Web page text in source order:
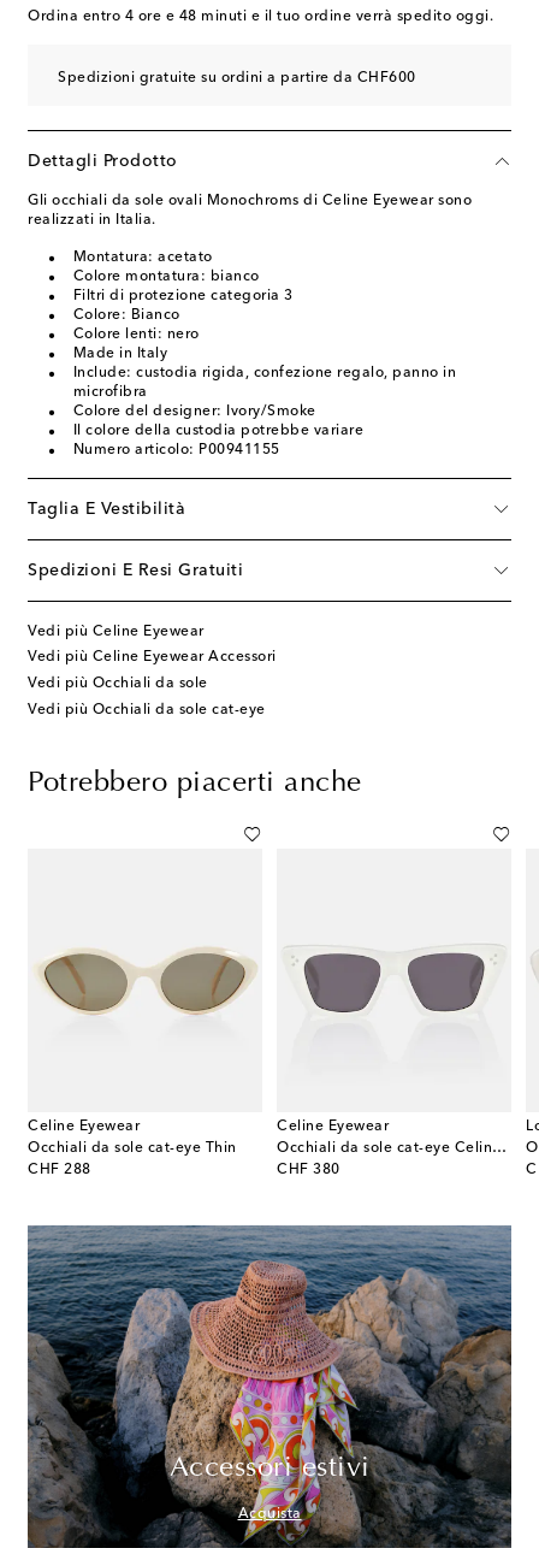
Ordina entro 4 ore e 48 minuti e il tuo ordine verrà spedito oggi.
Spedizioni gratuite su ordini a partire da CHF600
Dettagli Prodotto
Gli occhiali da sole ovali Monochroms di Celine Eyewear sono
realizzati in Italia.
Montatura: acetato
Colore montatura: bianco
Filtri di protezione categoria 3
Colore: Bianco
Colore lenti: nero
Made in Italy
Include: custodia rigida, confezione regalo, panno in
microfibra
Colore del designer: Ivory/Smoke
Il colore della custodia potrebbe variare
Numero articolo: P00941155
Taglia E Vestibilità
Spedizioni E Resi Gratuiti
Vedi più Celine Eyewear
Vedi più Celine Eyewear Accessori
Vedi più Occhiali da sole
Vedi più Occhiali da sole cat-eye
Potrebbero piacerti anche
Celine Eyewear
Occhiali da sole cat-eye Thin
CHF 288
original price
Celine Eyewear
Occhiali da sole cat-eye Celine 3 Dots
CHF 380
original price
Accessori estivi
Acquista